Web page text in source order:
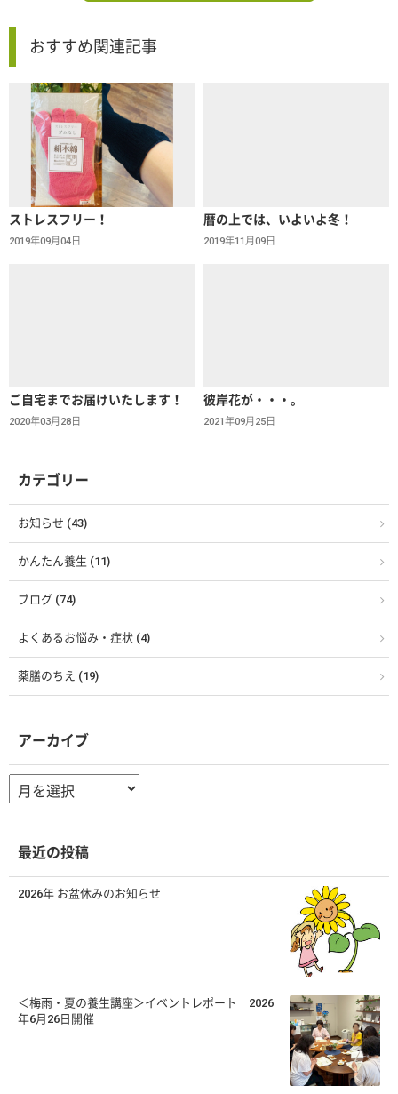
おすすめ関連記事
ストレスフリー！
2019年09月04日
暦の上では、いよいよ冬！
2019年11月09日
ご自宅までお届けいたします！
2020年03月28日
彼岸花が・・・。
2021年09月25日
カテゴリー
お知らせ (43)
かんたん養生 (11)
ブログ (74)
よくあるお悩み・症状 (4)
薬膳のちえ (19)
アーカイブ
ー
ブ
最近の投稿
2026年 お盆休みのお知らせ
＜梅雨・夏の養生講座＞イベントレポート｜2026
年6月26日開催